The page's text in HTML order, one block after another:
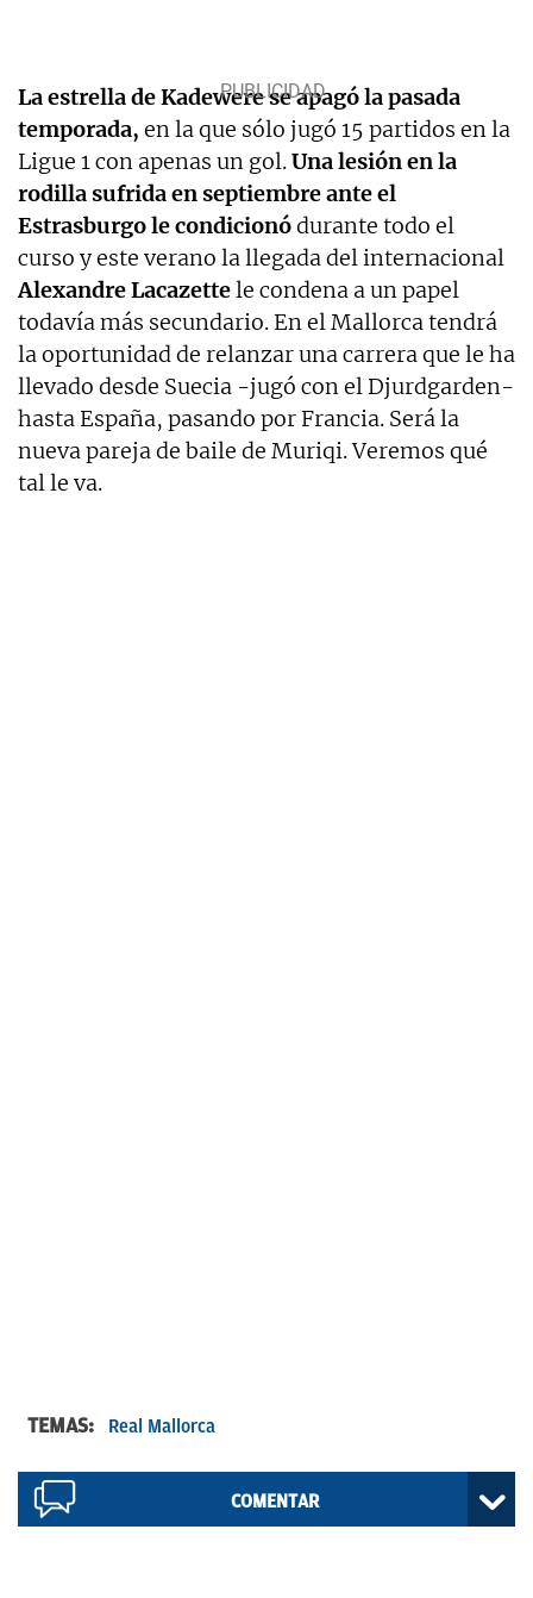
La estrella de Kadewere se apagó la pasada
temporada, en la que sólo jugó 15 partidos en la
Ligue 1 con apenas un gol.Una lesión en la
rodilla sufrida en septiembre ante el
Estrasburgo le condicionódurante todo el
curso y este verano la llegada del internacional
Alexandre Lacazettele condena a un papel
todavía más secundario. En el Mallorca tendrá
la oportunidad de relanzar una carrera que le ha
llevado desde Suecia -jugó con el Djurdgarden-
hasta España, pasando por Francia. Será la
nueva pareja de baile de Muriqi. Veremos qué
tal le va.
TEMAS: Real Mallorca
COMENTAR